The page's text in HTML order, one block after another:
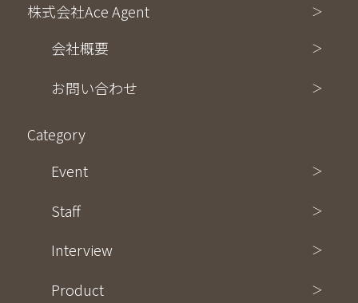
株式会社Ace Agent
会社概要
お問い合わせ
Category
Event
Staff
Interview
Product